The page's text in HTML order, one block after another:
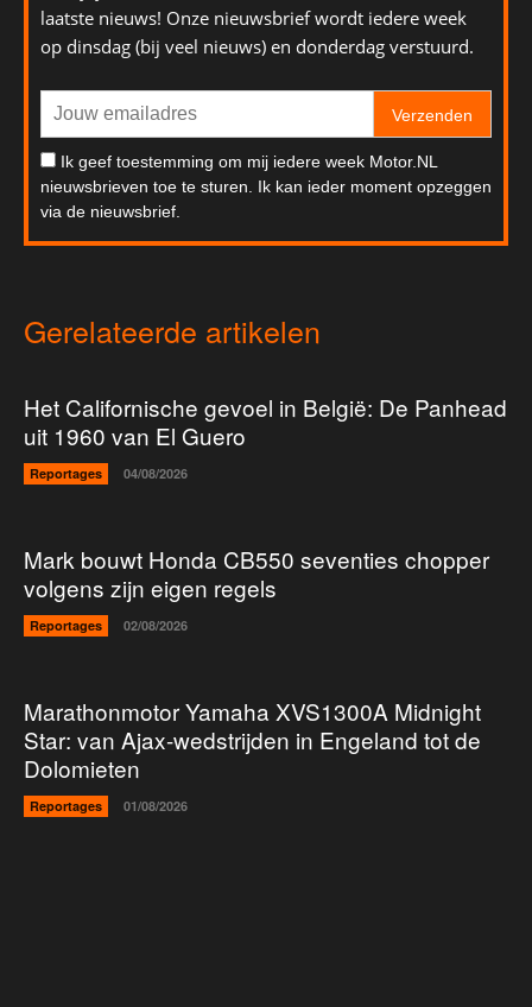
laatste nieuws! Onze nieuwsbrief wordt iedere week
op dinsdag (bij veel nieuws) en donderdag verstuurd.
Verzenden
Ik geef toestemming om mij iedere week Motor.NL
nieuwsbrieven toe te sturen. Ik kan ieder moment opzeggen
via de nieuwsbrief.
Gerelateerde artikelen
Het Californische gevoel in België: De Panhead
uit 1960 van El Guero
Reportages 04/08/2026
Mark bouwt Honda CB550 seventies chopper
volgens zijn eigen regels
Reportages 02/08/2026
Marathonmotor Yamaha XVS1300A Midnight
Star: van Ajax-wedstrijden in Engeland tot de
Dolomieten
Reportages 01/08/2026